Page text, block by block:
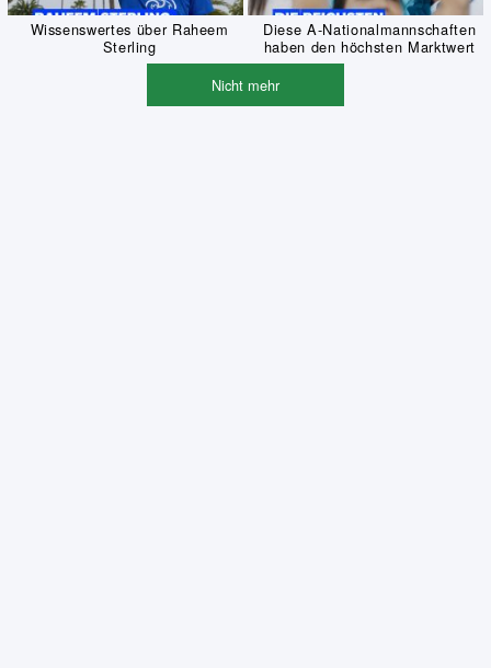
Wissenswertes über Raheem
Sterling
Diese A-Nationalmannschaften
haben den höchsten Marktwert
Nicht mehr